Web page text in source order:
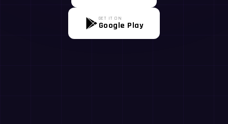
GET IT ON
Google Play